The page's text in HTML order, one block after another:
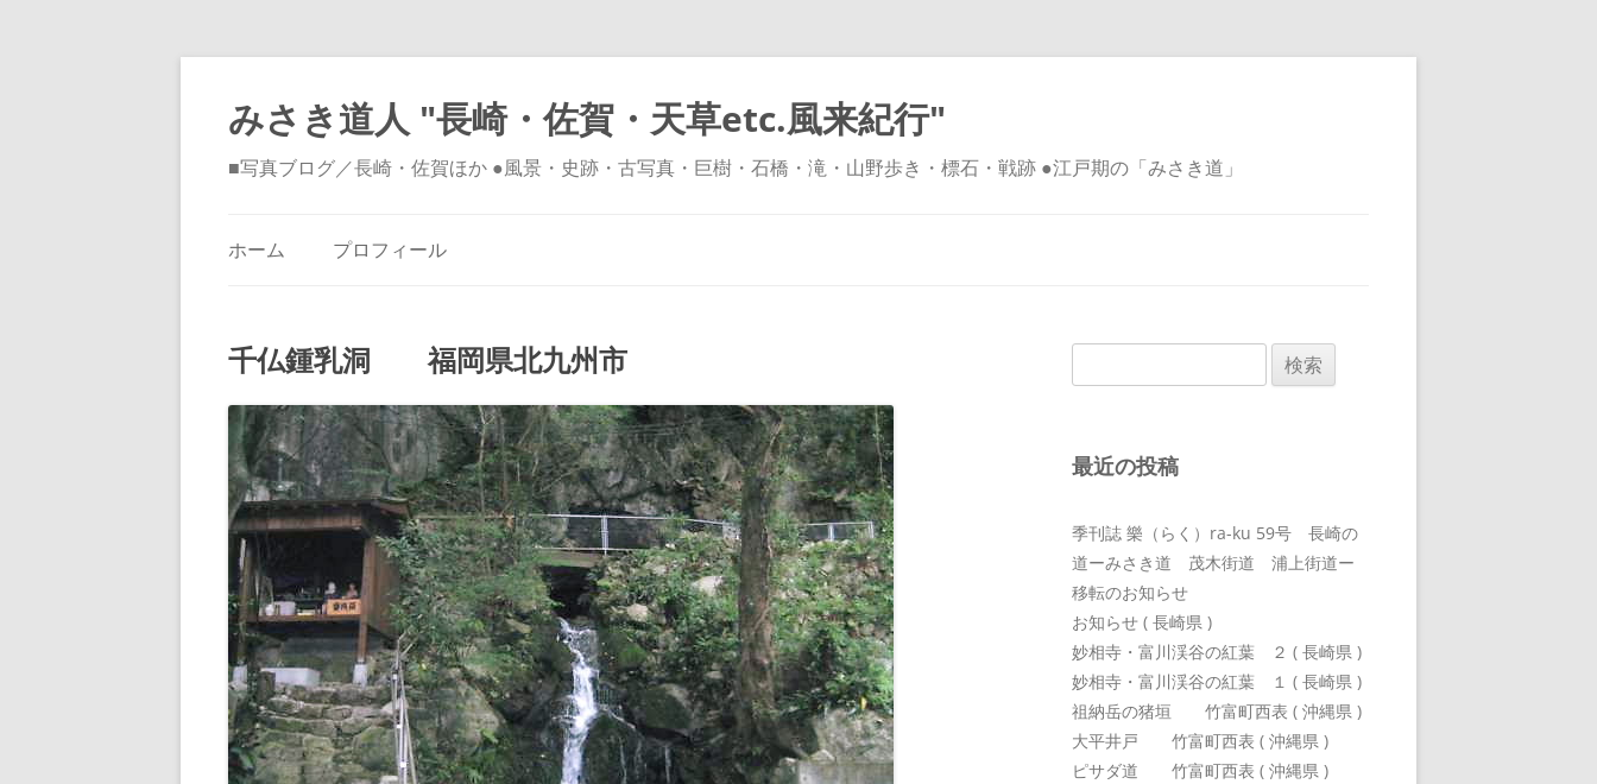
みさき道人 "長崎・佐賀・天草etc.風来紀行"
■写真ブログ／長崎・佐賀ほか ●風景・史跡・古写真・巨樹・石橋・滝・山野歩き・標石・戦跡 ●江戸期の「みさき道」
ホーム プロフィール
千仏鍾乳洞 福岡県北九州市
索:
最近の投稿
季刊誌 樂（らく）ra-ku 59号 長崎の
道ーみさき道 茂木街道 浦上街道ー
移転のお知らせ
お知らせ ( 長崎県 )
妙相寺・富川渓谷の紅葉 ２ ( 長崎県 )
妙相寺・富川渓谷の紅葉 １ ( 長崎県 )
祖納岳の猪垣 竹富町西表 ( 沖縄県 )
大平井戸 竹富町西表 ( 沖縄県 )
ピサダ道 竹富町西表 ( 沖縄県 )